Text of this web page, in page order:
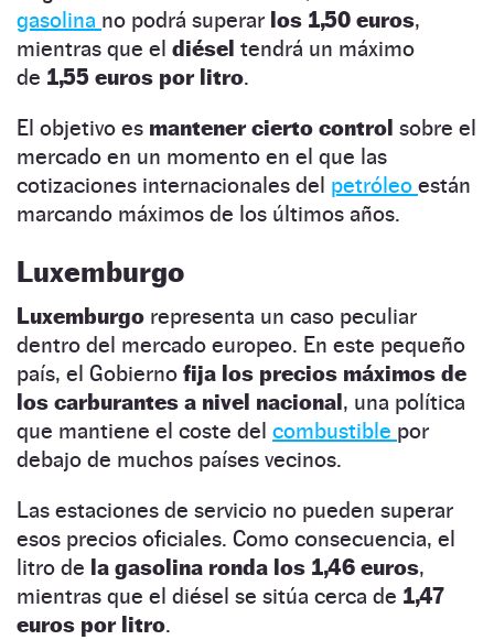
gasolina no podrá superar los 1,50 euros,
mientras que el diésel tendrá un máximo
de 1,55 euros por litro.
El objetivo es mantener cierto control sobre el
mercado en un momento en el que las
cotizaciones internacionales del petróleo están
marcando máximos de los últimos años.
Luxemburgo
Luxemburgo representa un caso peculiar
dentro del mercado europeo. En este pequeño
país, el Gobierno fija los precios máximos de
los carburantes a nivel nacional , una política
que mantiene el coste del combustible por
debajo de muchos países vecinos.
Las estaciones de servicio no pueden superar
esos precios oficiales. Como consecuencia, el
litro de la gasolina ronda los 1,46 euros,
mientras que el diésel se sitúa cerca de 1,47
euros por litro.